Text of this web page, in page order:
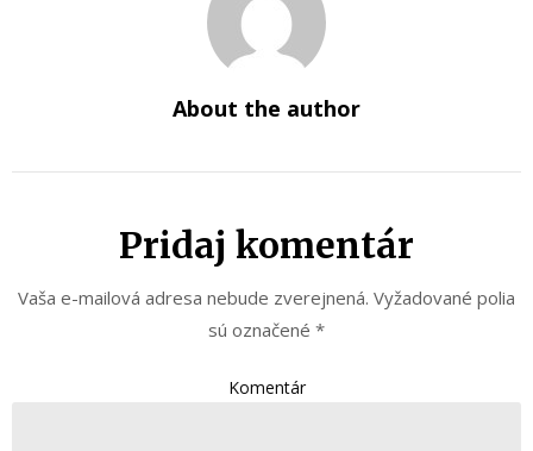
About the author
Pridaj komentár
Vaša e-mailová adresa nebude zverejnená. Vyžadované polia
sú označené *
Komentár